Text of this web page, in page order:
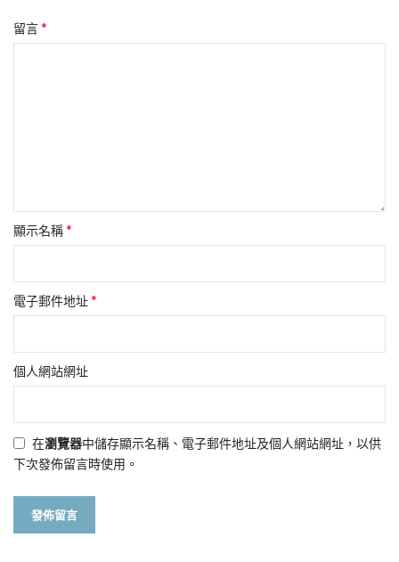
留言*
顯示名稱*
電子郵件地址*
個人網站網址
在瀏覽器中儲存顯示名稱、電子郵件地址及個人網站網址，以供
下次發佈留言時使用。